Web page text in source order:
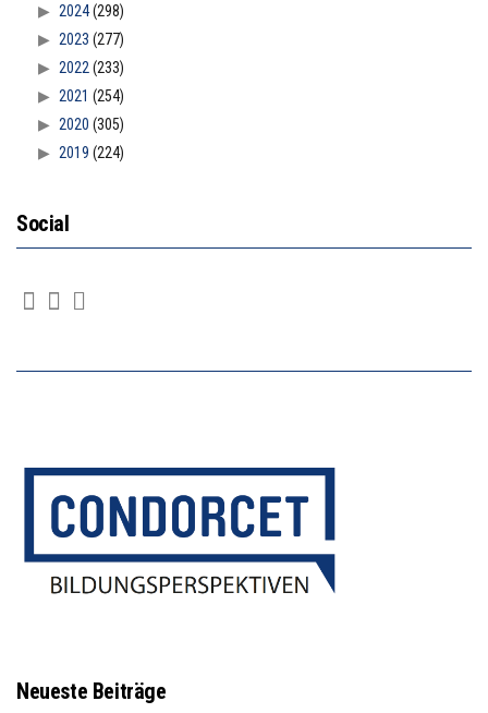
2024(298)
2023 (277)
2022(233)
2021 (254)
2020 (305)
2019 (224)
Social
Neueste Beiträge